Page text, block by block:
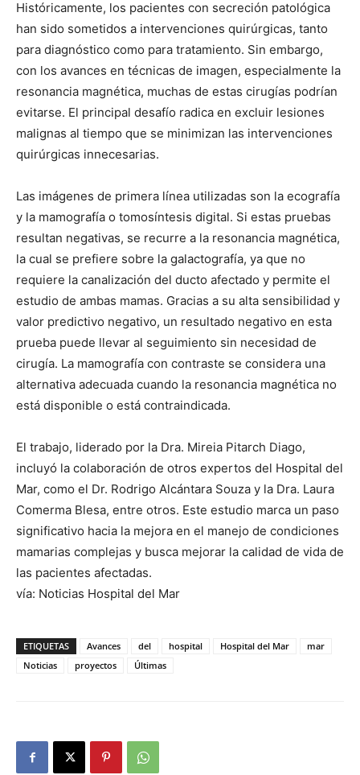
Históricamente, los pacientes con secreción patológica
han sido sometidos a intervenciones quirúrgicas, tanto
para diagnóstico como para tratamiento. Sin embargo,
con los avances en técnicas de imagen, especialmente la
resonancia magnética, muchas de estas cirugías podrían
evitarse. El principal desafío radica en excluir lesiones
malignas al tiempo que se minimizan las intervenciones
quirúrgicas innecesarias.
Las imágenes de primera línea utilizadas son la ecografía
y la mamografía o tomosíntesis digital. Si estas pruebas
resultan negativas, se recurre a la resonancia magnética,
la cual se prefiere sobre la galactografía, ya que no
requiere la canalización del ducto afectado y permite el
estudio de ambas mamas. Gracias a su alta sensibilidad y
valor predictivo negativo, un resultado negativo en esta
prueba puede llevar al seguimiento sin necesidad de
cirugía. La mamografía con contraste se considera una
alternativa adecuada cuando la resonancia magnética no
está disponible o está contraindicada.
El trabajo, liderado por la Dra. Mireia Pitarch Diago,
incluyó la colaboración de otros expertos del Hospital del
Mar, como el Dr. Rodrigo Alcántara Souza y la Dra. Laura
Comerma Blesa, entre otros. Este estudio marca un paso
significativo hacia la mejora en el manejo de condiciones
mamarias complejas y busca mejorar la calidad de vida de
las pacientes afectadas.
vía: Noticias Hospital del Mar
ETIQUETAS Avances del hospital Hospital del Mar
mar
Noticias
proyectos Últimas